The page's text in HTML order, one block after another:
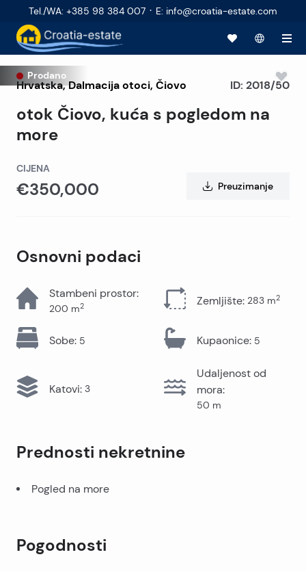
Tel./WA: +385 98 384 007 · E: info@croatia-estate.com
Prodano
Hrvatska,Dalmacija otoci, Čiovo
otok Čiovo, kuća s pogledom na
more
ID: 2018/50
CIJENA
€350,000 Preuzimanje
Osnovni podaci
Stambeni prostor:
200 m2 Zemljište: 283 m2
Sobe: 5 Kupaonice: 5
Katovi: 3
Udaljenost od
mora:
50 m
Prednosti nekretnine
Pogled na more
Pogodnosti